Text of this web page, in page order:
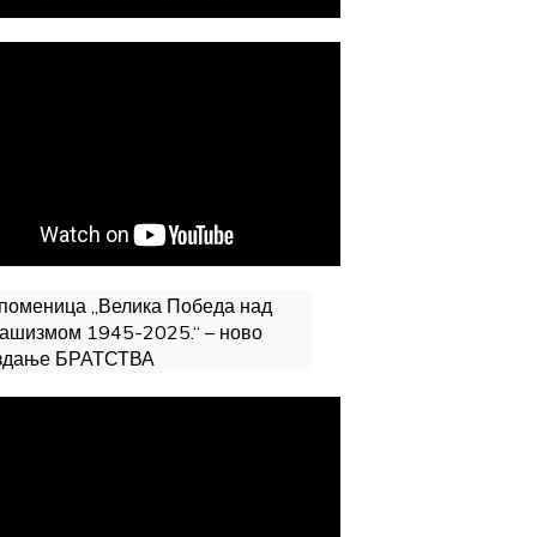
„Велика Победа над
1945-2025.“ – ново
БРАТСТВА